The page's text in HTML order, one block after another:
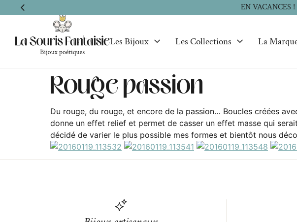
EN VACANCES !
Les Bijoux Les Collections La
Rouge passion
Du rouge, du rouge, et encore de la passion… Boucles créées
donne un effet relief et permet de casser un effet masse qui
décidé de varier le plus possible mes formes et bientôt nous